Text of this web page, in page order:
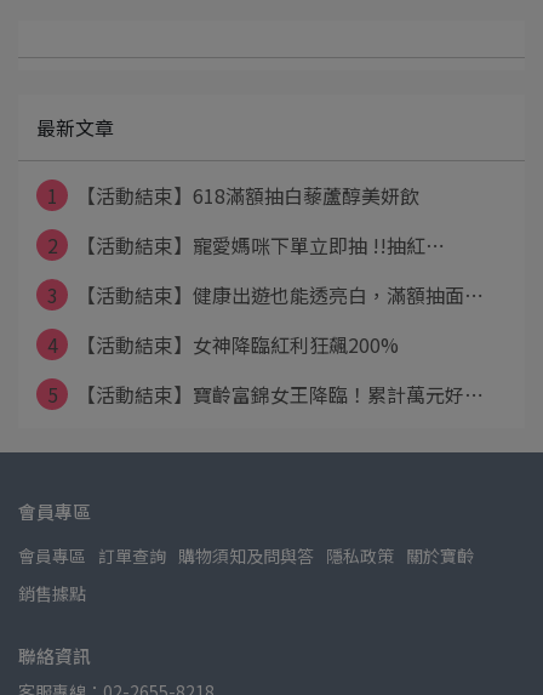
最新文章
1
【活動結束】618滿額抽白藜蘆醇美妍飲
2
【活動結束】寵愛媽咪下單立即抽 !!抽紅⋯
3
【活動結束】健康出遊也能透亮白，滿額抽面⋯
4
【活動結束】女神降臨紅利狂飆200%
5
【活動結束】寶齡富錦女王降臨！累計萬元好⋯
會員專區
會員專區 訂單查詢 購物須知及問與答 隱私政策 關於寶齡
銷售據點
聯絡資訊